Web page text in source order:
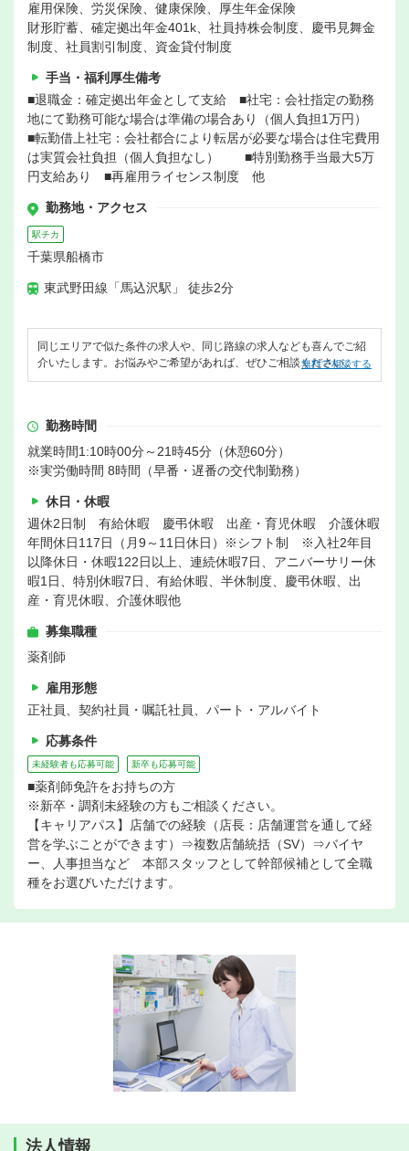
雇用保険、労災保険、健康保険、厚生年金保険
財形貯蓄、確定拠出年金401k、社員持株会制度、慶弔見舞金
制度、社員割引制度、資金貸付制度
手当・福利厚生備考
■退職金：確定拠出年金として支給 ■社宅：会社指定の勤務
地にて勤務可能な場合は準備の場合あり（個人負担1万円）
■転勤借上社宅：会社都合により転居が必要な場合は住宅費用
は実質会社負担（個人負担なし） ■特別勤務手当最大5万
円支給あり ■再雇用ライセンス制度 他
勤務地・アクセス
駅チカ
千葉県船橋市
東武野田線「馬込沢駅」 徒歩2分
同じエリアで似た条件の求人や、同じ路線の求人なども喜んでご紹
介いたします。お悩みやご希望があれば、ぜひご相談ください。
無料で相談する
勤務時間
就業時間1:10時00分～21時45分（休憩60分）
※実労働時間 8時間（早番・遅番の交代制勤務）
休日・休暇
週休2日制 有給休暇 慶弔休暇 出産・育児休暇 介護休暇
年間休日117日（月9～11日休日）※シフト制 ※入社2年目
以降休日・休暇122日以上、連続休暇7日、アニバーサリー休
暇1日、特別休暇7日、有給休暇、半休制度、慶弔休暇、出
産・育児休暇、介護休暇他
募集職種
薬剤師
雇用形態
正社員、契約社員・嘱託社員、パート・アルバイト
応募条件
未経験者も応募可能 新卒も応募可能
■薬剤師免許をお持ちの方
※新卒・調剤未経験の方もご相談ください。
【キャリアパス】店舗での経験（店長：店舗運営を通して経
営を学ぶことができます）⇒複数店舗統括（SV）⇒バイヤ
ー、人事担当など 本部スタッフとして幹部候補として全職
種をお選びいただけます。
法人情報